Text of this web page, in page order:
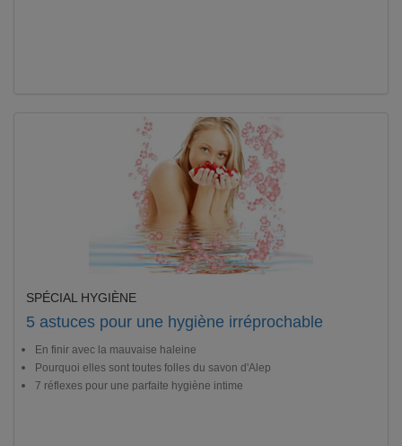
SPÉCIAL HYGIÈNE
5 astuces pour une hygiène irréprochable
En finir avec la mauvaise haleine
Pourquoi elles sont toutes folles du savon d'Alep
7 réflexes pour une parfaite hygiène intime